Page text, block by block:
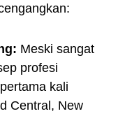
Meski sangat
profesi
kali
Central, New